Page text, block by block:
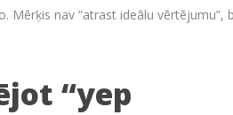
Mērķis nav “atrast ideālu vērtējumu”,
“yep